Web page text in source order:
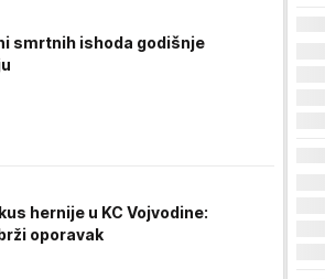
smrtnih ishoda godišnje
hernije u KC Vojvodine:
oporavak